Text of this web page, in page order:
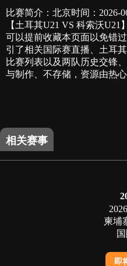
比赛简介：北京时间：2026-
【土耳其U21 VS 科索沃
可以提前收藏本页面以免错
引了相关国际赛直播、土耳
比赛列表以及两队历史交锋
与制作、不存储，资源由热
相关赛事
柬埔
即